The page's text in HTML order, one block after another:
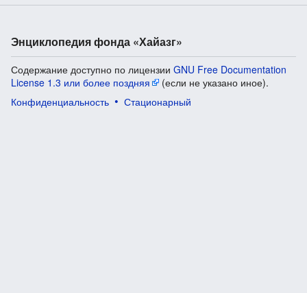
Энциклопедия фонда «Хайазг»
Содержание доступно по лицензии GNU Free Documentation
License 1.3 или более поздняя
(если не указано иное).
Конфиденциальность
Стационарный